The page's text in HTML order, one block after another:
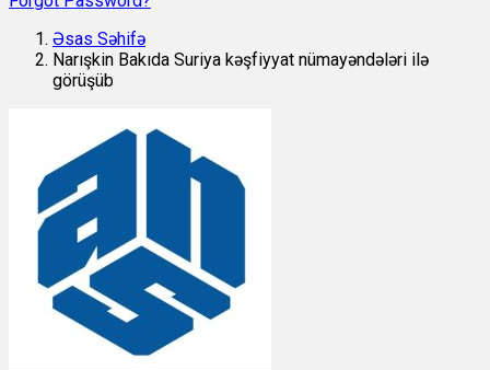
Əsas Səhifə
Narışkin Bakıda Suriya kəşfiyyat nümayəndələri ilə
görüşüb